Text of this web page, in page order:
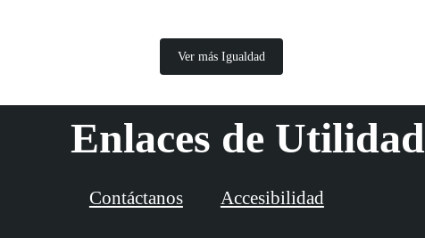
Ver más Igualdad
Enlaces de Utilidad
Contáctanos Accesibilidad